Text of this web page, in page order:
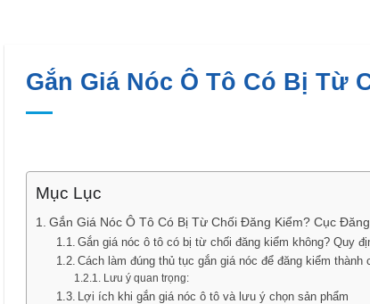
Gắn Giá Nóc Ô Tô Có Bị Từ
Mục Lục
Gắn Giá Nóc Ô Tô Có Bị Từ Chối Đăng Kiểm? Cục
Gắn giá nóc ô tô có bị từ chối đăng kiểm không? Quy
Cách làm đúng thủ tục gắn giá nóc để đăng kiểm thành
Lưu ý quan trọng:
Lợi ích khi gắn giá nóc ô tô và lưu ý chọn sản phẩm